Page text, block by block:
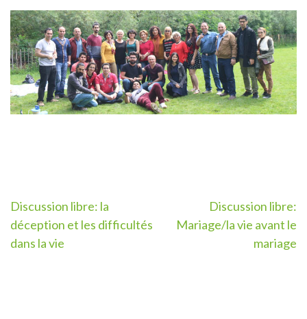
Post
navigation
Discussion libre: la
déception et les difficultés
dans la vie
Discussion libre:
Mariage/la vie avant le
mariage